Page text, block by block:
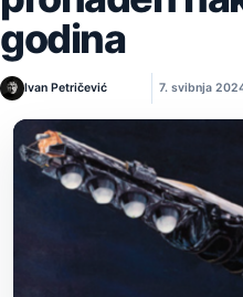
godina
Ivan Petričević 7. svibnja